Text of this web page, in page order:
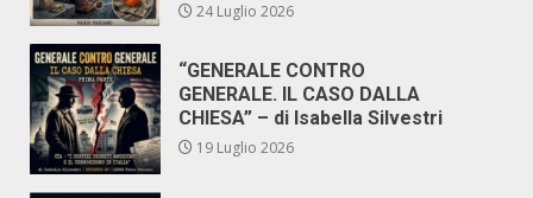
24 Luglio 2026
“GENERALE CONTRO
GENERALE. IL CASO DALLA
CHIESA” – di Isabella Silvestri
19 Luglio 2026